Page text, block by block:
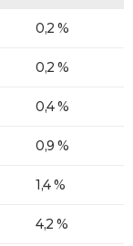
0,2 %
0,2 %
0,4 %
0,9 %
1,4 %
4,2 %